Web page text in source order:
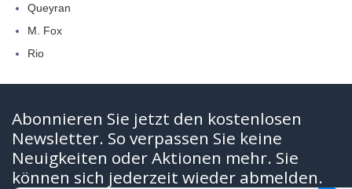
Queyran
M. Fox
Rio
Abonnieren Sie jetzt den kostenlosen
Newsletter. So verpassen Sie keine
Neuigkeiten oder Aktionen mehr. Sie
können sich jederzeit wieder abmelden.